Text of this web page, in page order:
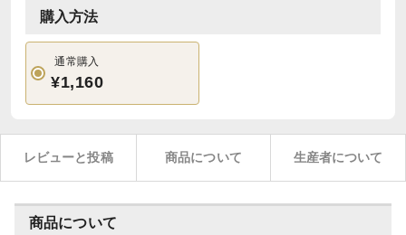
購入方法
通常購入
¥1,160
レビューと投稿 商品について 生産者について
商品について